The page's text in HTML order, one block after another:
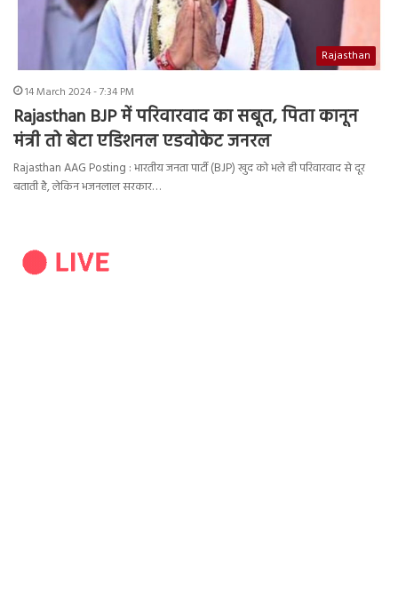
Rajasthan
14 March 2024 - 7:34 PM
Rajasthan BJP में परिवारवाद का सबूत, पिता कानून
मंत्री तो बेटा एडिशनल एडवोकेट जनरल
Rajasthan AAG Posting : भारतीय जनता पार्टी (BJP) खुद को भले ही परिवारवाद से दूर
बताती है, लेकिन भजनलाल सरकार…